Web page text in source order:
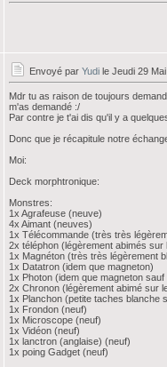
Envoyé par Yudi le Jeudi 29
Mdr tu as raison de toujours
m'as demandé :/
Par contre je t'ai dis qu'il y a
Donc que je récapitule notre
Moi:
Deck morphtronique:
Monstres:
1x Agrafeuse (neuve)
4x Aimant (neuves)
1x Télécommande (très très
2x téléphon (légèrement abimés sur
1x Magnéton (très très légèrement
1x Datatron (idem que magneton)
1x Photon (idem que magneton
2x Chronon (légèrement abimé sur
1x Planchon (petite taches blanche
1x Frondon (neuf)
1x Microscope (neuf)
1x Vidéon (neuf)
1x lanctron (anglaise) (neuf)
1x poing Gadget (neuf)